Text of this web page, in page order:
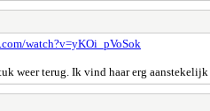
watch?v=yKOi_pVoSok
weer terug. Ik vind haar erg